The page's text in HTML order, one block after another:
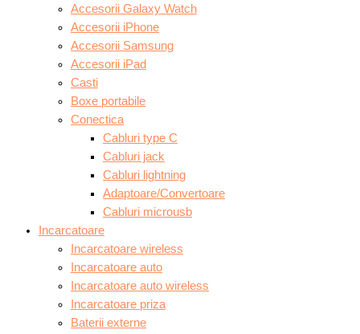
Accesorii Galaxy Watch
Accesorii iPhone
Accesorii Samsung
Accesorii iPad
Casti
Boxe portabile
Conectica
Cabluri type C
Cabluri jack
Cabluri lightning
Adaptoare/Convertoare
Cabluri microusb
Incarcatoare
Incarcatoare wireless
Incarcatoare auto
Incarcatoare auto wireless
Incarcatoare priza
Baterii externe